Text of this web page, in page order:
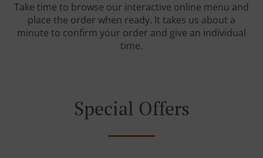
Take time to browse our interactive online menu and
place the order when ready. It takes us about a
minute to confirm your order and give an individual
time.
Special Offers